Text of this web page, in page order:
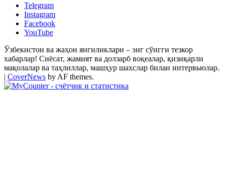
Telegram
Instagram
Facebook
YouTube
Ўзбекистон ва жаҳон янгиликлари – энг сўнгги тезкор
хабарлар! Сиёсат, жамият ва долзарб воқеалар, қизиқарли
мақолалар ва таҳлиллар, машҳур шахслар билан интервьюлар.
| CoverNews by AF themes.